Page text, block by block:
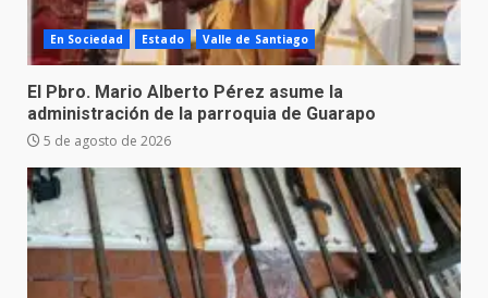
En Sociedad Estado Valle de Santiago
El Pbro. Mario Alberto Pérez asume la
administración de la parroquia de Guarapo
5 de agosto de 2026